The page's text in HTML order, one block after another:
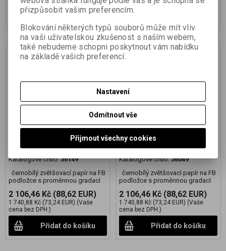
Přidat do košíku
50,8x61 cm /10 ks
Katalogové číslo:36149
černobílý zvětšovací papír na FB
podložce s proměnnou gradací
2 106,46 Kč (88,62 EUR)
1 740,88 Kč (73,24 EUR) (Vaše
cena bez DPH:)
Přidat do košíku
50,8x61 cm /10 ks
Katalogové číslo:36049
černobílý zvětšovací papír na FB
podložce s proměnnou gradací
2 106,46 Kč (88,62 EUR)
1 740,88 Kč (73,24 EUR) (Vaše
cena bez DPH:)
Přidat do košíku
přizpůsobit vašim preferencím.
Blokování některých typů souborů může mít vliv
na vaši uživatelskou zkušenost s naším webem,
také nebudeme schopni poskytnout vám nabídku
na základě vašich preferencí.
Nastavení
Odmítnout vše
Přijmout všechny cookies